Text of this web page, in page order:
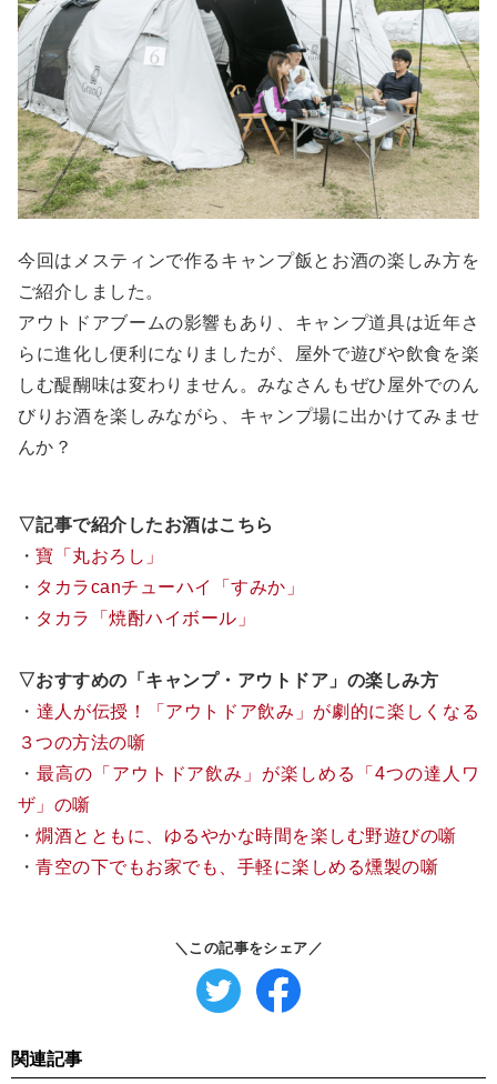
今回はメスティンで作るキャンプ飯とお酒の楽しみ方を
ご紹介しました。
アウトドアブームの影響もあり、キャンプ道具は近年さ
らに進化し便利になりましたが、屋外で遊びや飲食を楽
しむ醍醐味は変わりません。みなさんもぜひ屋外でのん
びりお酒を楽しみながら、キャンプ場に出かけてみませ
んか？
▽記事で紹介したお酒はこちら
・寶「丸おろし」
・ タカラcanチューハイ「すみか」
・ タカラ「焼酎ハイボール」
▽おすすめの「キャンプ・アウトドア」の楽しみ方
・ 達人が伝授！「アウトドア飲み」が劇的に楽しくなる
３つの方法の噺
・ 最高の「アウトドア飲み」が楽しめる「4つの達人ワ
ザ」の噺
・燗酒とともに、ゆるやかな時間を楽しむ野遊びの噺
・青空の下でもお家でも、手軽に楽しめる燻製の噺
＼この記事をシェア／
関連記事